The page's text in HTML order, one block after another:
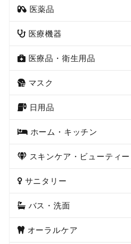
医薬品
医療機器
医療品・衛生用品
マスク
日用品
ホーム・キッチン
スキンケア・ビューティー
サニタリー
バス・洗面
オーラルケア